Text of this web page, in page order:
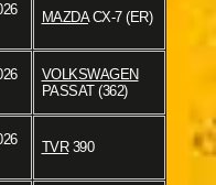
MAZDACX-7 (ER)
VOLKSWAGEN
PASSAT (362)
TVR390